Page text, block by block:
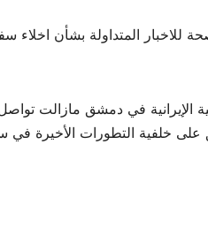
المتداولة بشأن اخلاء
الإيرانية في دمشق مازالت
على خلفية التطورات الأخيرة في